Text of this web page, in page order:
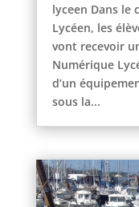
lyceen Dans le
Lycéen, les
vont recevoir
Numérique
d’un
sous la...